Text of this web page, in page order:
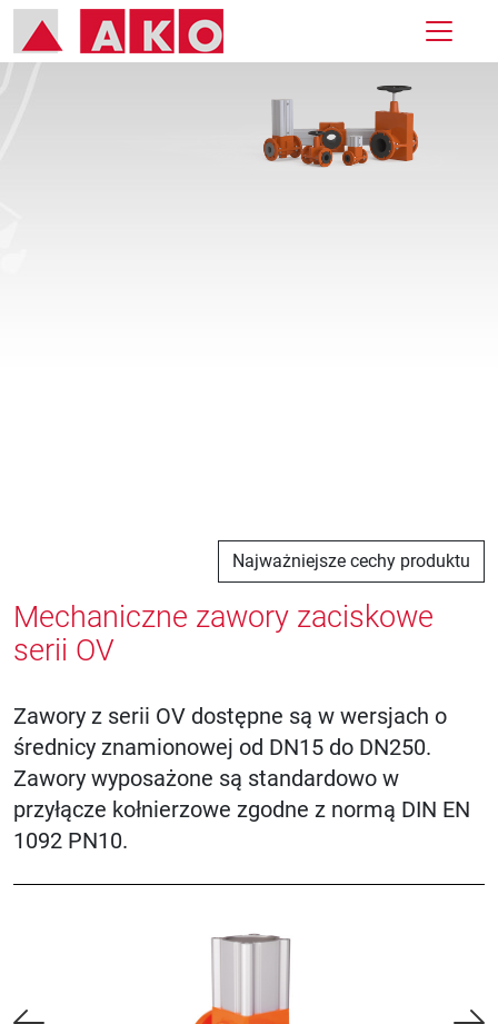
Najważniejsze cechy produktu
Mechaniczne zawory zaciskowe
serii OV
Zawory z serii OV dostępne są w wersjach o
średnicy znamionowej od DN15 do DN250.
Zawory wyposażone są standardowo w
przyłącze kołnierzowe zgodne z normą DIN EN
1092 PN10.